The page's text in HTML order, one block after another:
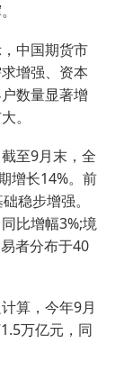
中国期货市
增强、资本
数量显著增
。
至9月末，全
增长14%。前
稳步增强。
比增幅3%;境
者分布于40
算，今年9月
万亿元，同